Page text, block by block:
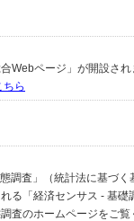
Webページ」が開設さ
ら
調査」（統計法に基づく
る「経済センサス - 基
査のホームページをご覧